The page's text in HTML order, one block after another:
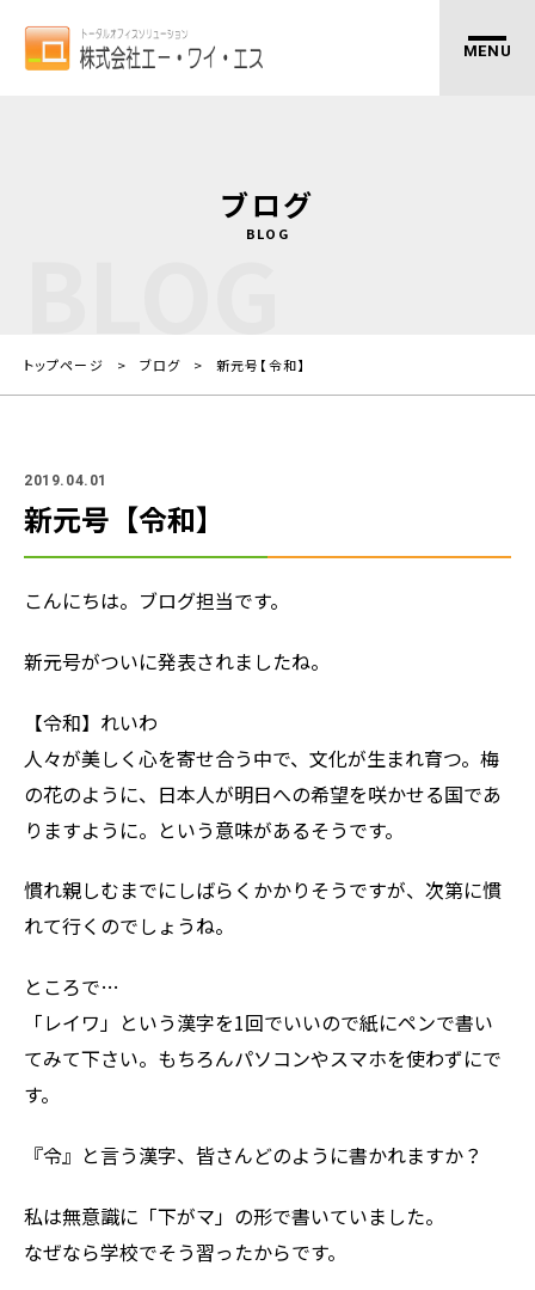
ブログ
BLOG
トップページ ブログ 新元号【令和】
2019.04.01
新元号【令和】
こんにちは。ブログ担当です。
新元号がついに発表されましたね。
【令和】れいわ
人々が美しく心を寄せ合う中で、文化が生まれ育つ。梅
の花のように、日本人が明日への希望を咲かせる国であ
りますように。という意味があるそうです。
慣れ親しむまでにしばらくかかりそうですが、次第に慣
れて行くのでしょうね。
ところで…
「レイワ」という漢字を1回でいいので紙にペンで書い
てみて下さい。もちろんパソコンやスマホを使わずにで
す。
『令』と言う漢字、皆さんどのように書かれますか？
私は無意識に「下がマ」の形で書いていました。
なぜなら学校でそう習ったからです。